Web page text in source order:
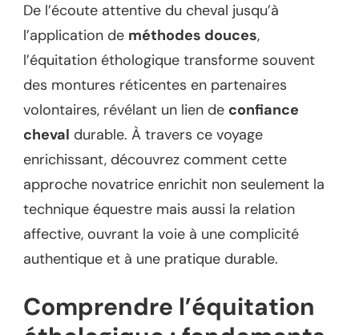
De l’écoute attentive du cheval jusqu’à
l’application de méthodes douces,
l’équitation éthologique transforme souvent
des montures réticentes en partenaires
volontaires, révélant un lien de confiance
cheval durable. À travers ce voyage
enrichissant, découvrez comment cette
approche novatrice enrichit non seulement la
technique équestre mais aussi la relation
affective, ouvrant la voie à une complicité
authentique et à une pratique durable.
Comprendre l’équitation